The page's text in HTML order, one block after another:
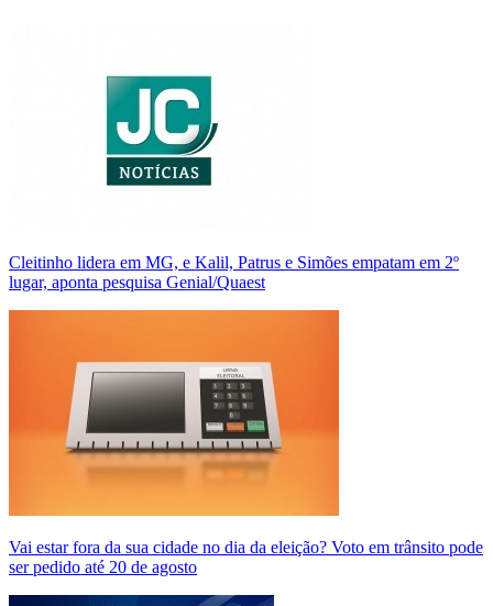
Cleitinho lidera em MG, e Kalil, Patrus e Simões empatam em 2º
lugar, aponta pesquisa Genial/Quaest
Vai estar fora da sua cidade no dia da eleição? Voto em trânsito pode
ser pedido até 20 de agosto